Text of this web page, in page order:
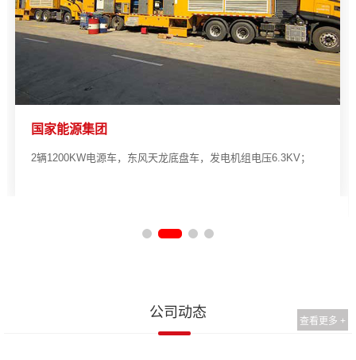
国家能源集团
2辆1200KW电源车，东风天龙底盘车，发电机组电压6.3KV；
公司动态
查看更多 +